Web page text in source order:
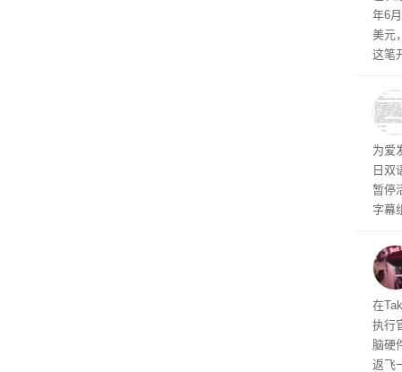
上。
年6
美元
这笔
称
器、
事
行官
容体
为爱
日双
暂停
字幕
流
在
执行
脑硬
返飞